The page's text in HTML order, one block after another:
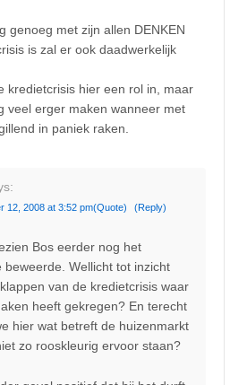
genoeg met zijn allen DENKEN
is zal er ook daadwerkelijk
kredietcrisis hier een rol in, maar
veel erger maken wanneer met
in paniek raken.
12, 2008 at 3:52 pm(Quote) (Reply)
Bos eerder nog het
beweerde. Wellicht tot inzicht
van de kredietcrisis waar
heeft gekregen? En terecht
hier wat betreft de huizenmarkt
zo rooskleurig ervoor staan?